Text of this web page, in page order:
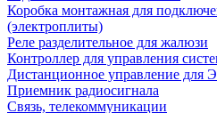
Коробка монтажная для
(электроплиты)
Реле разделительное для жалюзи
Контроллер для управления
Дистанционное управление для
Приемник радиосигнала
Связь, телекоммуникации